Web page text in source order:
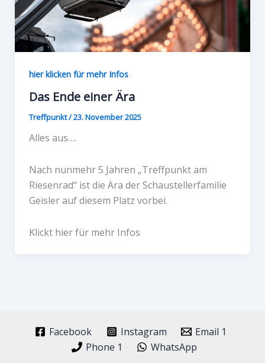
hier klicken für mehr Infos
Das Ende einer Ära
Treffpunkt/23. November 2025
Alles aus….
Nach nunmehr 5 Jahren „Treffpunkt am
Riesenrad“ ist die Ära der Schaustellerfamilie
Geisler auf diesem Platz vorbei.
Klickt hier für mehr Infos
Facebook Instagram
Email 1
Phone 1
WhatsApp